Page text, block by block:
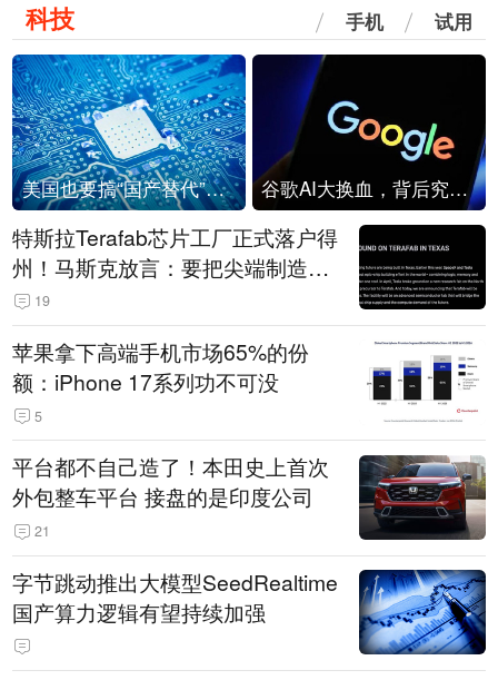
科技 手机 试用
美国也要搞“国产替代”？先算清三笔账 谷歌AI大换血，背后究竟发生了什么？
特斯拉Terafab芯片工厂正式落户得
州！马斯克放言：要把尖端制造带
回美国
19
苹果拿下高端手机市场65%的份
额：iPhone 17系列功不可没
5
平台都不自己造了！本田史上首次
外包整车平台 接盘的是印度公司
21
字节跳动推出大模型SeedRealtime
国产算力逻辑有望持续加强